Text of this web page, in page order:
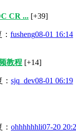
CR ... [+39]
fusheng08-01 16:14
教程 [+14]
sjq_dev08-01 06:19
ohhhhhhli07-20